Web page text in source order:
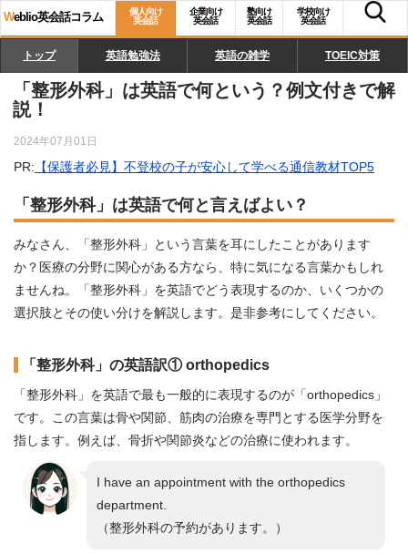
Weblio英会話コラム
個人向け
英会話
企業向け
英会話
塾向け
英会話
学校向け
英会話
トップ 英語勉強法 英語の雑学 TOEIC対策
「整形外科」は英語で何という？例文付きで解
説！
2024年07月01日
PR: 【保護者必見】不登校の子が安心して学べる通信教材TOP5
「整形外科」は英語で何と言えばよい？
みなさん、「整形外科」という言葉を耳にしたことがあります
か？医療の分野に関心がある方なら、特に気になる言葉かもしれ
ませんね。「整形外科」を英語でどう表現するのか、いくつかの
選択肢とその使い分けを解説します。是非参考にしてください。
「整形外科」の英語訳① orthopedics
「整形外科」を英語で最も一般的に表現するのが「orthopedics」
です。この言葉は骨や関節、筋肉の治療を専門とする医学分野を
指します。例えば、骨折や関節炎などの治療に使われます。
I have an appointment with the orthopedics
department.
（整形外科の予約があります。）